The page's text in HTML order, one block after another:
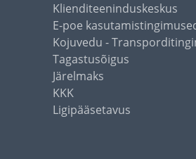
Klienditeeninduskeskus
E-poe
Kojuvedu -
Tagastusõigus
Järelmaks
KKK
Ligipääsetavus